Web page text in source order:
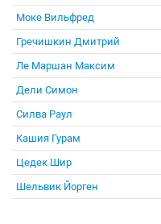
Моке Вильфред
Гречишкин Дмитрий
Ле Маршан Максим
Дели Симон
Силва Раул
Кашия Гурам
Цедек Шир
Шельвик Йорген